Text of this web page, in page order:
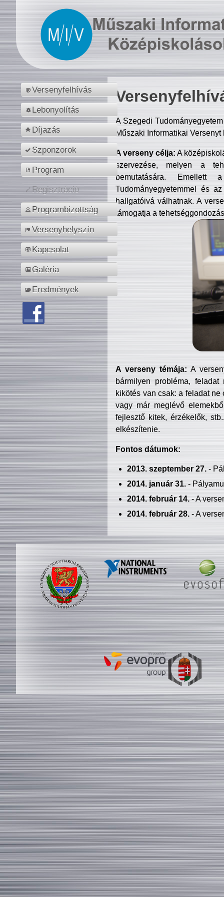
Versenyfelhívás
Lebonyolítás
Díjazás
Szponzorok
Program
Regisztráció
Programbizottság
Versenyhelyszín
Kapcsolat
Galéria
Eredmények
A Szegedi
Műszaki Informatikai
A verseny célja: A
szervezése, melyen a
bemutatására. Emellett
Tudományegyetemmel és
hallgatóivá válhatnak. A
támogatja a
A verseny témája: A
bármilyen probléma, feladat
kikötés van csak: a feladat
vagy már meglévő
fejlesztő kitek, érzékelők,
elkészítenie.
Fontos dátumok:
2013. szeptember 27.-
2014. január 31.-
2014. február 14.- A
2014. február 28.- A